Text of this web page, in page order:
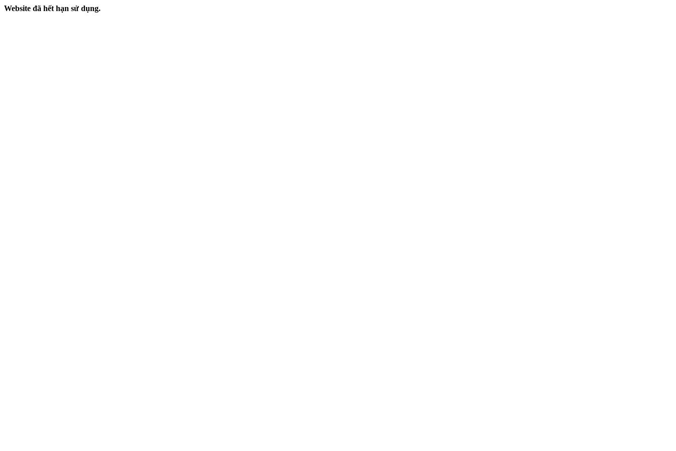
Website đã hết hạn sử dụng.